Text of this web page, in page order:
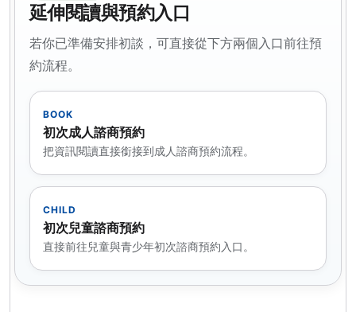
延伸閱讀與預約入口
若你已準備安排初談，可直接從下方兩個入口前往預
約流程。
BOOK
初次成人諮商預約
把資訊閱讀直接銜接到成人諮商預約流程。
CHILD
初次兒童諮商預約
直接前往兒童與青少年初次諮商預約入口。